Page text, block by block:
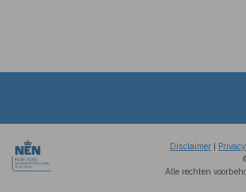
Disclaimer |
Alle rechten